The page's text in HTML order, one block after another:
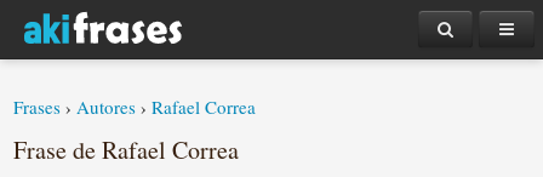
Frases ›Autores ›Rafael Correa
Frase de Rafael Correa